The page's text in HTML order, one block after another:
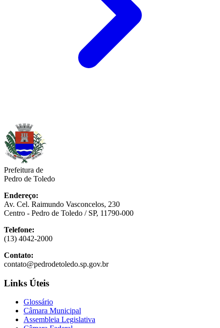
Prefeitura de
Pedro de Toledo
Endereço:
Av. Cel. Raimundo Vasconcelos, 230
Centro - Pedro de Toledo / SP, 11790-000
Telefone:
(13) 4042-2000
Contato:
contato@pedrodetoledo.sp.gov.br
Links Úteis
Glossário
Câmara Municipal
Assembleia Legislativa